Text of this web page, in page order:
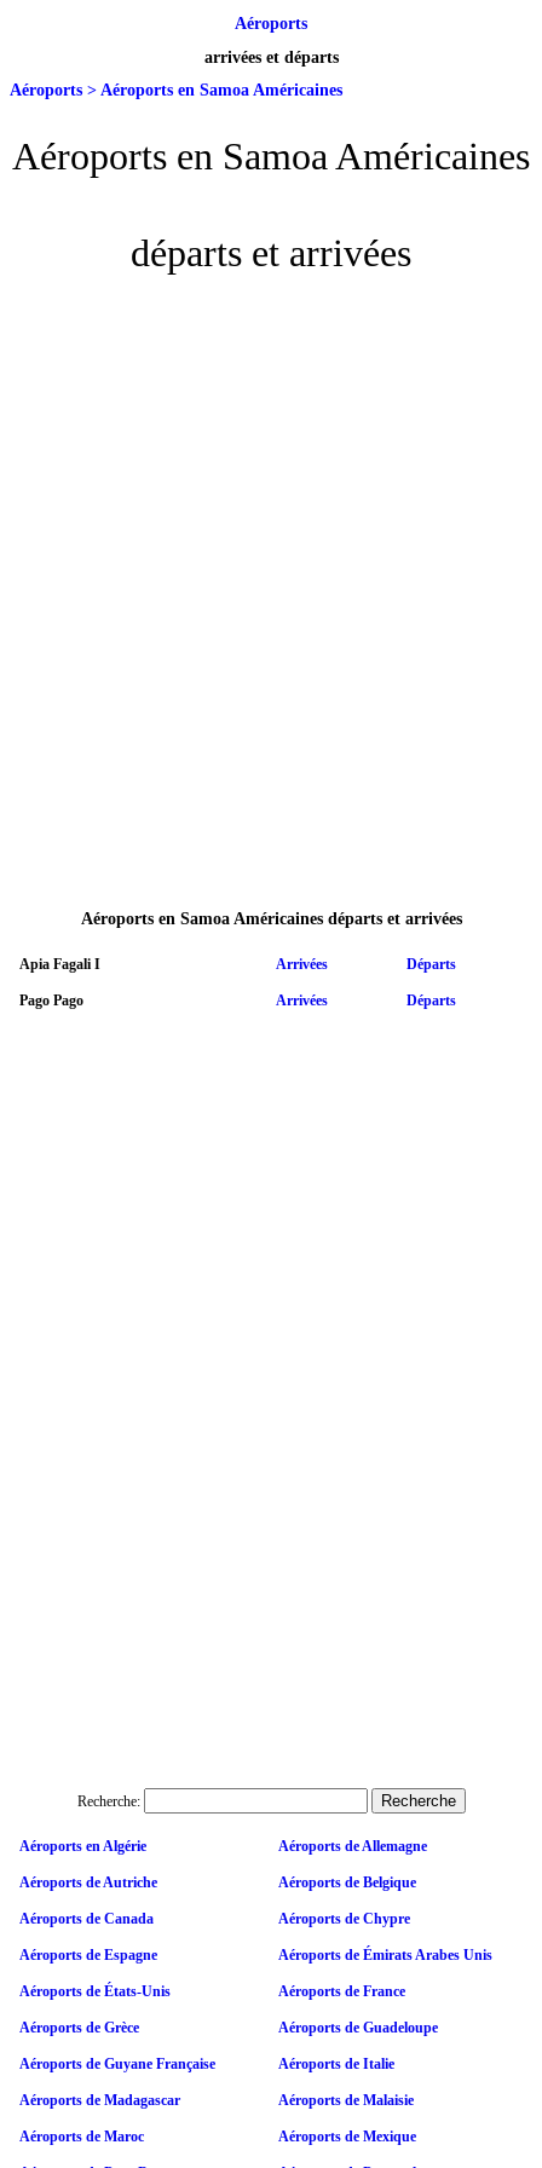
Aéroports
arrivées et départs
Aéroports > Aéroports en Samoa Américaines
Aéroports en Samoa Américaines
départs et arrivées
Aéroports en Samoa Américaines départs et arrivées
Apia Fagali I Arrivées Départs
Pago Pago Arrivées Départs
Recherche:
Aéroports en Algérie Aéroports de Allemagne
Aéroports de Autriche Aéroports de Belgique
Aéroports de Canada Aéroports de Chypre
Aéroports de Espagne Aéroports de Émirats Arabes Unis
Aéroports de États-Unis Aéroports de France
Aéroports de Grèce Aéroports de Guadeloupe
Aéroports de Guyane Française Aéroports de Italie
Aéroports de Madagascar Aéroports de Malaisie
Aéroports de Maroc Aéroports de Mexique